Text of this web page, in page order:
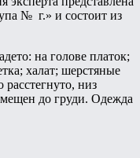
№ г.» и состоит из
на голове платок;
халат; шерстяные
низ
до груди. Одежда